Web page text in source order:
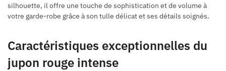
silhouette, il offre une touche de sophistication et de volume à
votre garde-robe grâce à son tulle délicat et ses détails soignés.
Caractéristiques exceptionnelles du
jupon rouge intense